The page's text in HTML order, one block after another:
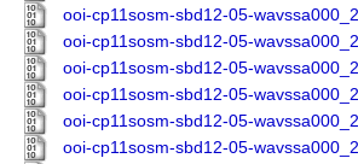
ooi-cp11sosm-sbd12-05-
ooi-cp11sosm-sbd12-05-
ooi-cp11sosm-sbd12-05-
ooi-cp11sosm-sbd12-05-
ooi-cp11sosm-sbd12-05-
ooi-cp11sosm-sbd12-05-